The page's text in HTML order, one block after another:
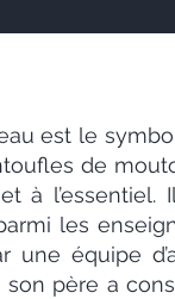
est le
de
à
les
équipe
père a